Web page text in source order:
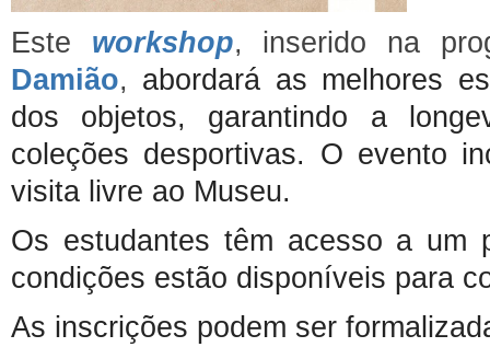
Este workshop, inserido na
Damião, abordará as melhores
dos objetos, garantindo a
coleções desportivas. O evento
visita livre ao Museu.
Os estudantes têm acesso a um
condições estão disponíveis para
As inscrições podem ser